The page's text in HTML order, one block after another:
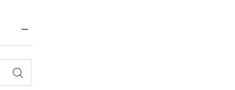
SEARCH